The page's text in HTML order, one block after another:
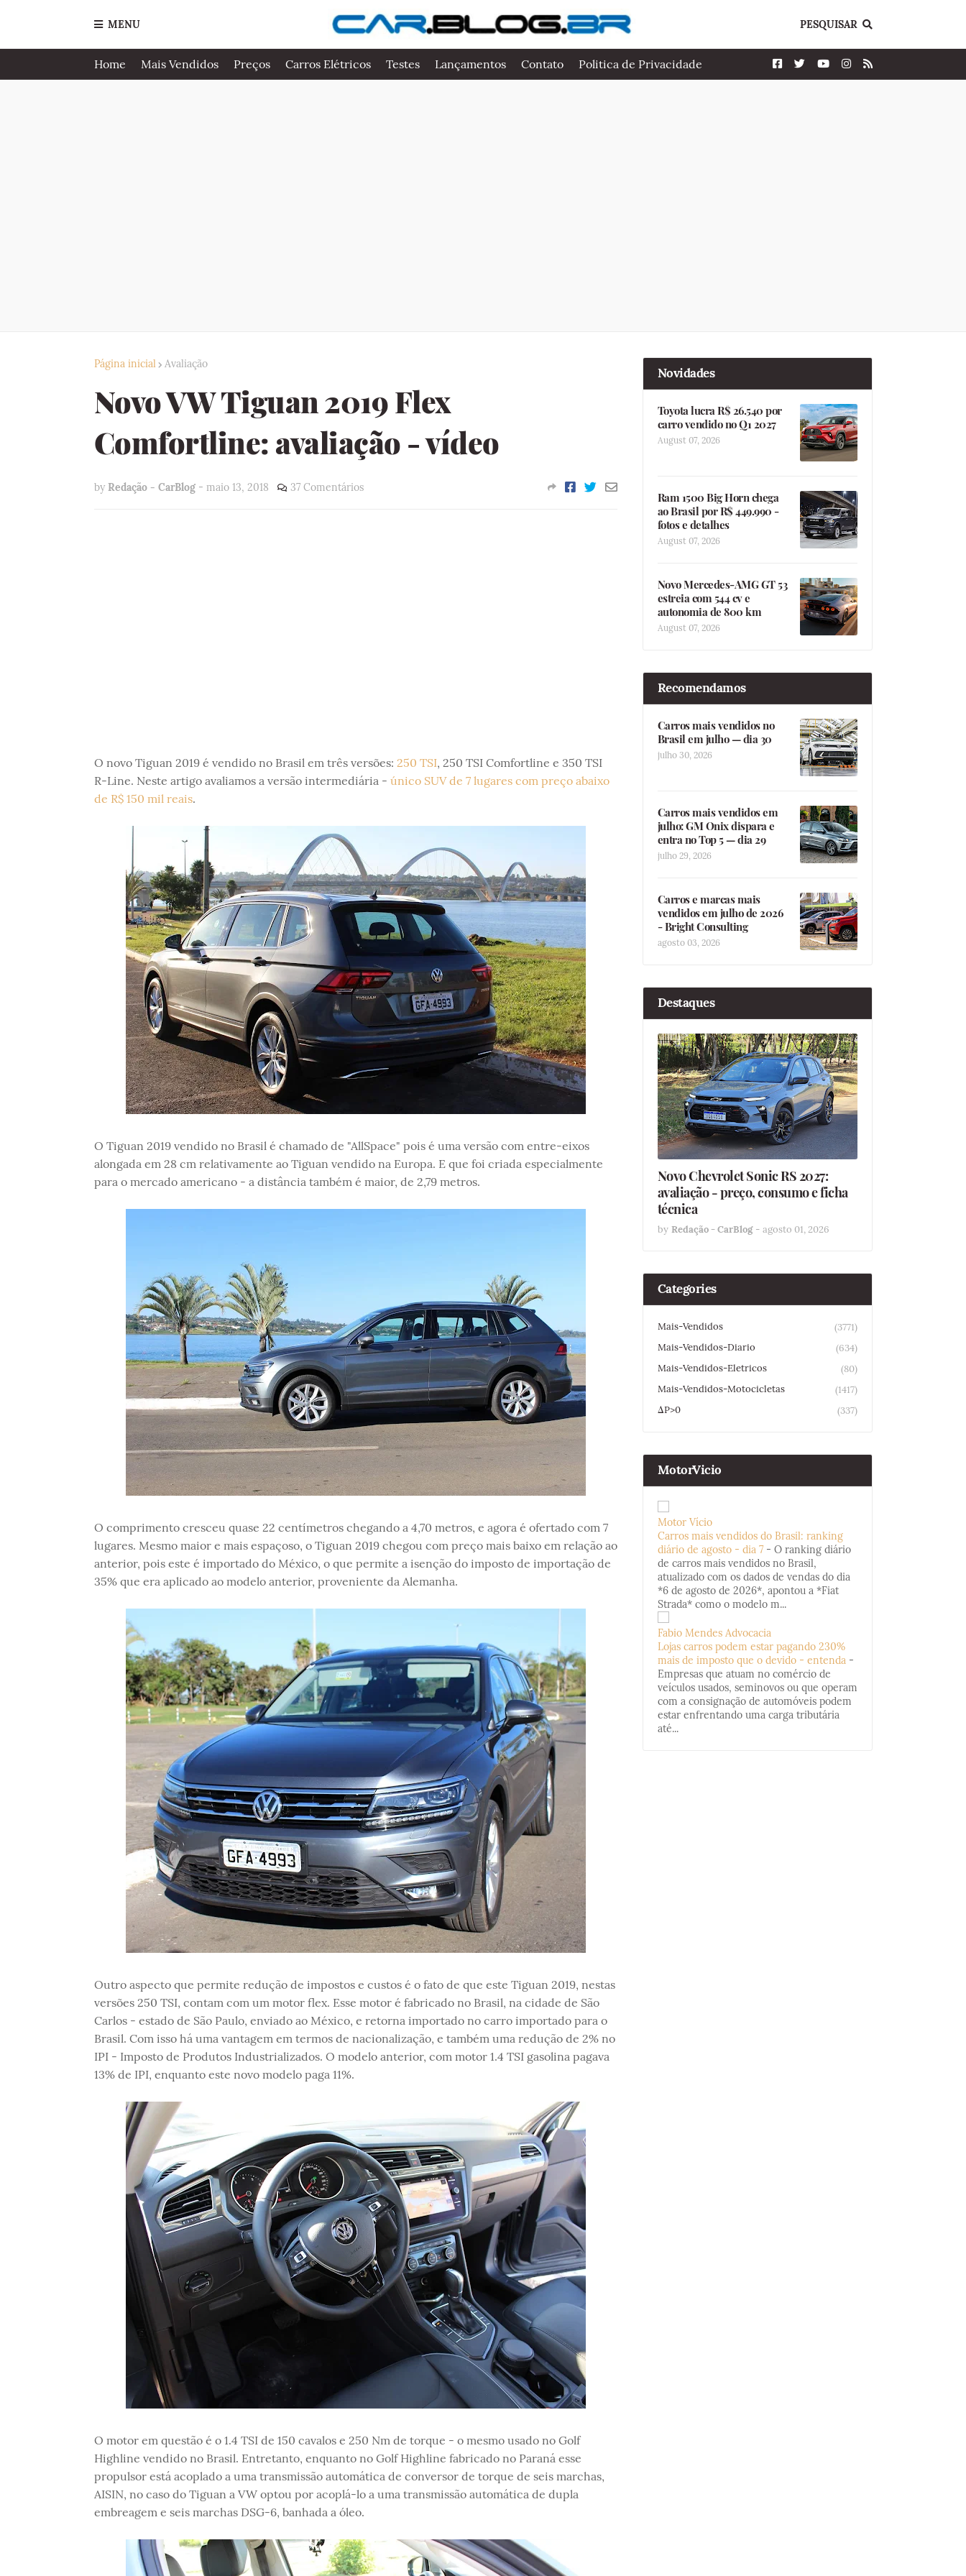
MENU PESQUISAR
Home Mais Vendidos Preços Carros Elétricos Testes Lançamentos Contato Politica de Privacidade
Página inicial Avaliação
Novo VW Tiguan 2019 Flex
Comfortline: avaliação - vídeo
by Redação - CarBlog - maio 13, 2018 37 Comentários
O novo Tiguan 2019 é vendido no Brasil em três versões: 250 TSI, 250 TSI Comfortline e 350 TSI
R-Line. Neste artigo avaliamos a versão intermediária - único SUV de 7 lugares com preço abaixo
de R$ 150 mil reais.
O Tiguan 2019 vendido no Brasil é chamado de "AllSpace" pois é uma versão com entre-eixos
alongada em 28 cm relativamente ao Tiguan vendido na Europa. E que foi criada especialmente
para o mercado americano - a distância também é maior, de 2,79 metros.
O comprimento cresceu quase 22 centímetros chegando a 4,70 metros, e agora é ofertado com 7
lugares. Mesmo maior e mais espaçoso, o Tiguan 2019 chegou com preço mais baixo em relação ao
anterior, pois este é importado do México, o que permite a isenção do imposto de importação de
35% que era aplicado ao modelo anterior, proveniente da Alemanha.
Outro aspecto que permite redução de impostos e custos é o fato de que este Tiguan 2019, nestas
versões 250 TSI, contam com um motor flex. Esse motor é fabricado no Brasil, na cidade de São
Carlos - estado de São Paulo, enviado ao México, e retorna importado no carro importado para o
Brasil. Com isso há uma vantagem em termos de nacionalização, e também uma redução de 2% no
IPI - Imposto de Produtos Industrializados. O modelo anterior, com motor 1.4 TSI gasolina pagava
13% de IPI, enquanto este novo modelo paga 11%.
O motor em questão é o 1.4 TSI de 150 cavalos e 250 Nm de torque - o mesmo usado no Golf
Highline vendido no Brasil. Entretanto, enquanto no Golf Highline fabricado no Paraná esse
propulsor está acoplado a uma transmissão automática de conversor de torque de seis marchas,
AISIN, no caso do Tiguan a VW optou por acoplá-lo a uma transmissão automática de dupla
embreagem e seis marchas DSG-6, banhada a óleo.
Novidades
Toyota lucra R$ 26.540 por
carro vendido no Q1 2027
August 07, 2026
Ram 1500 Big Horn chega
ao Brasil por R$ 449.990 -
fotos e detalhes
August 07, 2026
Novo Mercedes-AMG GT 53
estreia com 544 cv e
autonomia de 800 km
August 07, 2026
Recomendamos
Carros mais vendidos no
Brasil em julho — dia 30
julho 30, 2026
Carros mais vendidos em
julho: GM Onix dispara e
entra no Top 5 — dia 29
julho 29, 2026
Carros e marcas mais
vendidos em julho de 2026
- Bright Consulting
agosto 03, 2026
Destaques
Novo Chevrolet Sonic RS 2027:
avaliação - preço, consumo e ficha
técnica
by Redação - CarBlog - agosto 01, 2026
Categories
Mais-Vendidos
(3771)
Mais-Vendidos-Diario
(634)
Mais-Vendidos-Eletricos
(80)
Mais-Vendidos-Motocicletas
(1417)
ΔP>0
(337)
MotorVicio
Motor Vício
Carros mais vendidos do Brasil: ranking
diário de agosto - dia 7 - O ranking diário
de carros mais vendidos no Brasil,
atualizado com os dados de vendas do dia
*6 de agosto de 2026*, apontou a *Fiat
Strada* como o modelo m...
Fabio Mendes Advocacia
Lojas carros podem estar pagando 230%
mais de imposto que o devido - entenda -
Empresas que atuam no comércio de
veículos usados, seminovos ou que operam
com a consignação de automóveis podem
estar enfrentando uma carga tributária
até...